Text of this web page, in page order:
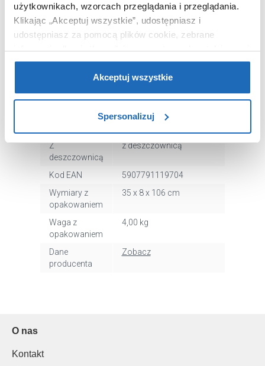
użytkownikach, wzorcach przeglądania i przeglądania.
Klikając „Akceptuj wszystkie”, udostępniasz i
udostępniasz za pomocą plików cookie, zebrane
informacje dla użytkowników zewnętrznych, a także nasi
partnerzy reklamowi.Jeśli chcesz, włącz „Tylko
wymagane pliki cookie”.Pamiętaj jednak, że
zablokowane niektóre pliki cookie mogą mieć wpływ na
Aby uzyskać więcej informacji na temat plików plików
cookie, kliknij „Ustawienia plików cookie”.
uzyskać więcej informacji na temat plików cookie i tego,
dlaczego ich przepisy, przejdź do zakładu „Informacje o
plikach cookie”.
Akceptuj wszystkie
Spersonalizuj
Nr katalogowy
PG500OB
Rodzaj baterii
z termostatem
Montaż
ścienny
bateria z przełącznikiem,
deszczownica,
wąż prysznicowy, drążek
Z
deszczownicą
z deszczownicą
Kod EAN
5907791119704
Wymiary z
opakowaniem
35 x 8 x 106 cm
Waga z
opakowaniem
4,00 kg
Dane
producenta
Zobacz
O nas
Kontakt